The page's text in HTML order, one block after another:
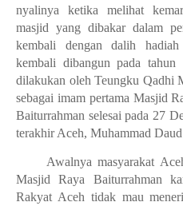
nyalinya ketika melihat
masjid yang dibakar dalam
kembali dengan dalih
kembali dibangun pada tahun
dilakukan oleh Teungku Qadhi
sebagai imam pertama Masjid
Baiturrahman selesai pada 27
terakhir Aceh, Muhammad
Awalnya masyarakat
Masjid Raya Baiturrahman
Rakyat Aceh tidak mau